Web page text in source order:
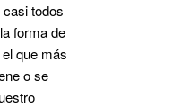
todos
forma de
que más
o se